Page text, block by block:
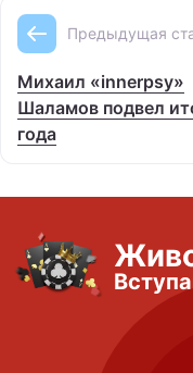
Предыдущая
Михаил «innerpsy»
Шаламов подвел
года